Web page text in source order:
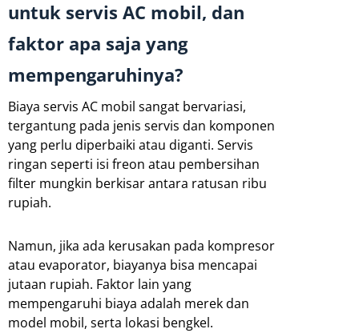
untuk servis AC mobil, dan
faktor apa saja yang
mempengaruhinya?
Biaya servis AC mobil sangat bervariasi,
tergantung pada jenis servis dan komponen
yang perlu diperbaiki atau diganti. Servis
ringan seperti isi freon atau pembersihan
filter mungkin berkisar antara ratusan ribu
rupiah.
Namun, jika ada kerusakan pada kompresor
atau evaporator, biayanya bisa mencapai
jutaan rupiah. Faktor lain yang
mempengaruhi biaya adalah merek dan
model mobil, serta lokasi bengkel.